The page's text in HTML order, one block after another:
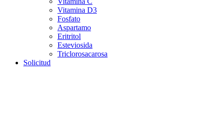
Vitamina D3
Fosfato
Aspartamo
Eritritol
Esteviosida
Triclorosacarosa
Solicitud